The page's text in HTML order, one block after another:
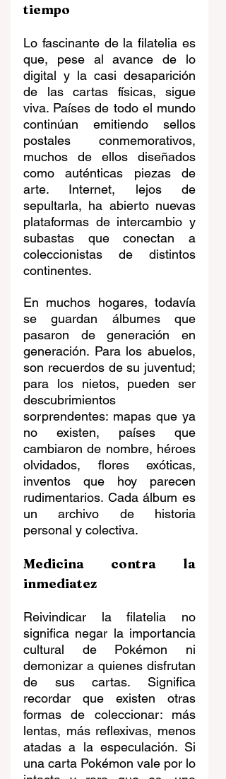
tiempo
Lo fascinante de la filatelia es
que, pese al avance de lo
digital y la casi desaparición
de las cartas físicas, sigue
viva. Países de todo el mundo
continúan emitiendo sellos
postales conmemorativos,
muchos de ellos diseñados
como auténticas piezas de
arte. Internet, lejos de
sepultarla, ha abierto nuevas
plataformas de intercambio y
subastas que conectan a
coleccionistas de distintos
continentes.
En muchos hogares, todavía
se guardan álbumes que
pasaron de generación en
generación. Para los abuelos,
son recuerdos de su juventud;
para los nietos, pueden ser
descubrimientos
sorprendentes: mapas que ya
no existen, países que
cambiaron de nombre, héroes
olvidados, flores exóticas,
inventos que hoy parecen
rudimentarios. Cada álbum es
un archivo de historia
personal y colectiva.
Medicina contra la
inmediatez
Reivindicar la filatelia no
significa negar la importancia
cultural de Pokémon ni
demonizar a quienes disfrutan
de sus cartas. Significa
recordar que existen otras
formas de coleccionar: más
lentas, más reflexivas, menos
atadas a la especulación. Si
una carta Pokémon vale por lo